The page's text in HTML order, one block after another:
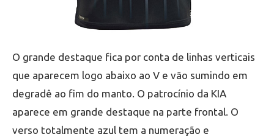
O grande destaque fica por conta de linhas verticais
que aparecem logo abaixo ao V e vão sumindo em
degradê ao fim do manto. O patrocínio da KIA
aparece em grande destaque na parte frontal. O
verso totalmente azul tem a numeração e